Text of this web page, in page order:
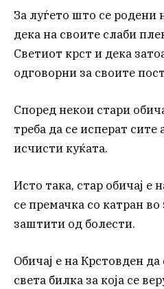
За луѓето што се родени
дека на своите слаби
Светиот крст и дека
одговорни за своите
Според некои стари
треба да се исперат
исчисти куќата.
Исто така, стар обичај е
се премачка со катран во
заштити од болести.
Обичај е на Крстовден
света билка за која се